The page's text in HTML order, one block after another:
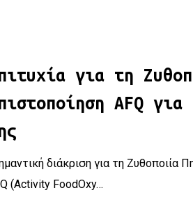
για τη
AFQ
διάκριση για τη Ζυθοποιία
(Activity FoodOxy…